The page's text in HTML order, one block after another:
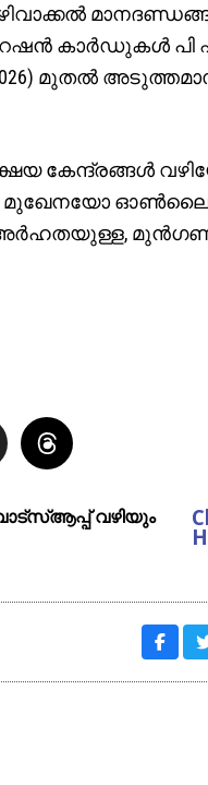
കാര്‍ഡുകള്‍ പി
2026) മുതല്‍
കേന്ദ്രങ്ങള്‍
) മുഖേനയോ
അര്‍ഹതയുള്ള,
വഴിയും